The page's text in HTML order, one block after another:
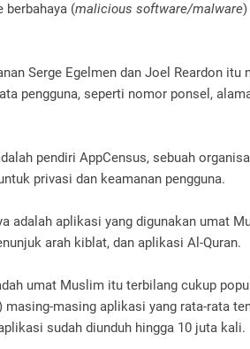
berbahaya (malicious software/malware)
Serge Egelmen dan Joel Reardon itu
pengguna, seperti nomor ponsel,
pendiri AppCensus, sebuah
privasi dan keamanan pengguna.
adalah aplikasi yang digunakan umat
arah kiblat, dan aplikasi Al-Quran.
umat Muslim itu terbilang cukup
masing-masing aplikasi yang rata-rata
sudah diunduh hingga 10 juta kali.